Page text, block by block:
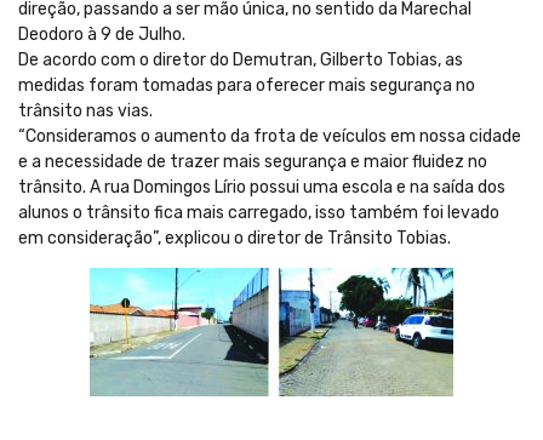
direção, passando a ser mão única, no sentido da Marechal
Deodoro à 9 de Julho.
De acordo com o diretor do Demutran, Gilberto Tobias, as
medidas foram tomadas para oferecer mais segurança no
trânsito nas vias.
“Consideramos o aumento da frota de veículos em nossa cidade
e a necessidade de trazer mais segurança e maior fluidez no
trânsito. A rua Domingos Lírio possui uma escola e na saída dos
alunos o trânsito fica mais carregado, isso também foi levado
em consideração”, explicou o diretor de Trânsito Tobias.